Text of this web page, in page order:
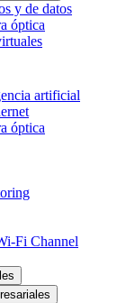
y de datos
óptica
artificial
óptica
Fi Channel